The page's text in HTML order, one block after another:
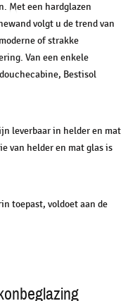
Met een hardglazen
volgt u de trend van
of strakke
Van een enkele
Bestisol
leverbaar in helder en mat
van helder en mat glas is
toepast, voldoet aan de